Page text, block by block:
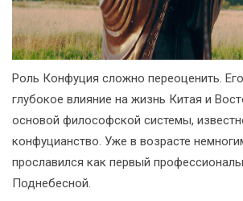
Роль Конфуция сложно переоценить.
глубокое влияние на жизнь Китая и
основой философской системы,
конфуцианство. Уже в возрасте
прославился как первый
Поднебесной.